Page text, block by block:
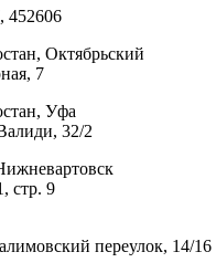
, 452606
Октябрьский
7
Уфа
32/2
стр. 9
переулок, 14/16